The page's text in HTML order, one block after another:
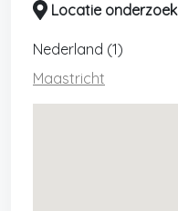
Locatie onderzoek
Nederland (1)
Maastricht